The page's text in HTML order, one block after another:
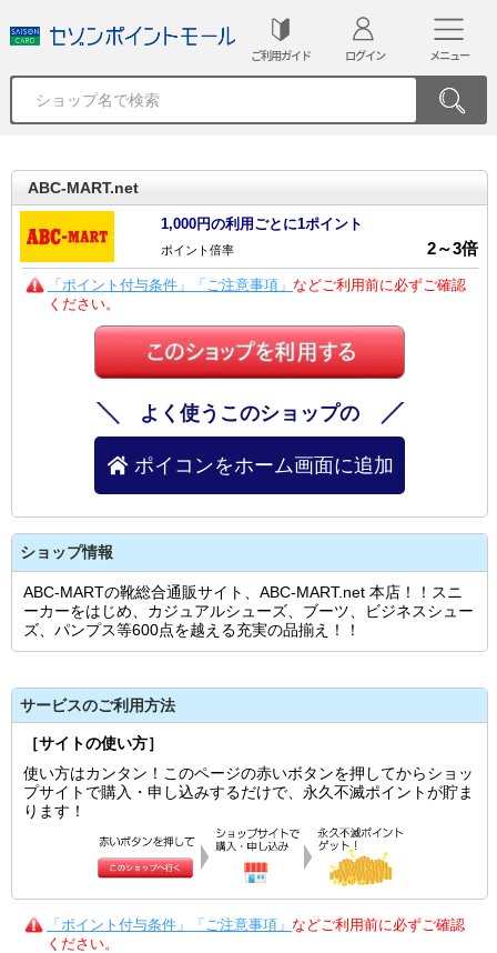
ご利用ガイド ログイン メニュー
ABC-MART.net
1,000円の利用ごとに1ポイント
ポイント倍率 2～3倍
「ポイント付与条件」「ご注意事項」 などご利用前に必ずご確認
ください。
よく使うこのショップの
ポイコンをホーム画面に追加
ショップ情報
ABC-MARTの靴総合通販サイト、ABC-MART.net 本店！！スニ
ーカーをはじめ、カジュアルシューズ、ブーツ、ビジネスシュー
ズ、パンプス等600点を越える充実の品揃え！！
サービスのご利用方法
［サイトの使い方］
使い方はカンタン！このページの赤いボタンを押してからショッ
プサイトで購入・申し込みするだけで、永久不滅ポイントが貯ま
ります！
「ポイント付与条件」「ご注意事項」 などご利用前に必ずご確認
ください。